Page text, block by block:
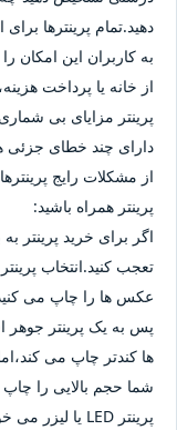
دهید.تمام پرینترها
به کاربران این امکان
از خانه یا پرداخت
پرینتر مزایای بی شماری
دارای چند خطای جزئی
از مشکلات رایج
پرینتر همراه باشید:
اگر برای خرید پرینتر
تعجب کنید.انتخاب
عکس ها را چاپ می کنید و
پس به یک پرینتر جوهر
ها کندتر چاپ می
شما حجم بالایی را